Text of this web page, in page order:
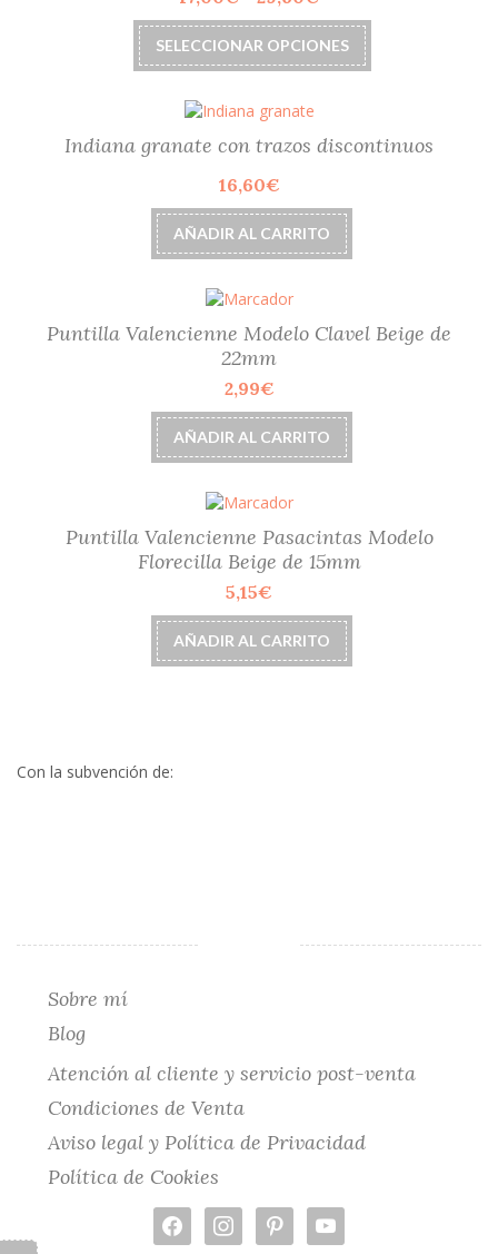
de
precios:
desde
SELECCIONAR OPCIONES
Este
producto
tiene
Las
producto
Indiana granate con trazos discontinuos
16,60€
AÑADIR AL CARRITO
Puntilla Valencienne Modelo Clavel Beige de
22mm
2,99€
AÑADIR AL CARRITO
Puntilla Valencienne Pasacintas Modelo
Florecilla Beige de 15mm
5,15€
AÑADIR AL CARRITO
Con la subvención de:
Sobre mí
Blog
Atención al cliente y servicio post-venta
Condiciones de Venta
Aviso legal y Política de Privacidad
Política de Cookies
facebookinstagrampinterestyoutube